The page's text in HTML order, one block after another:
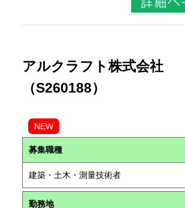
アルクラフト株式会社
（S260188）
NEW
募集職種
建築・土木・測量技術者
勤務地